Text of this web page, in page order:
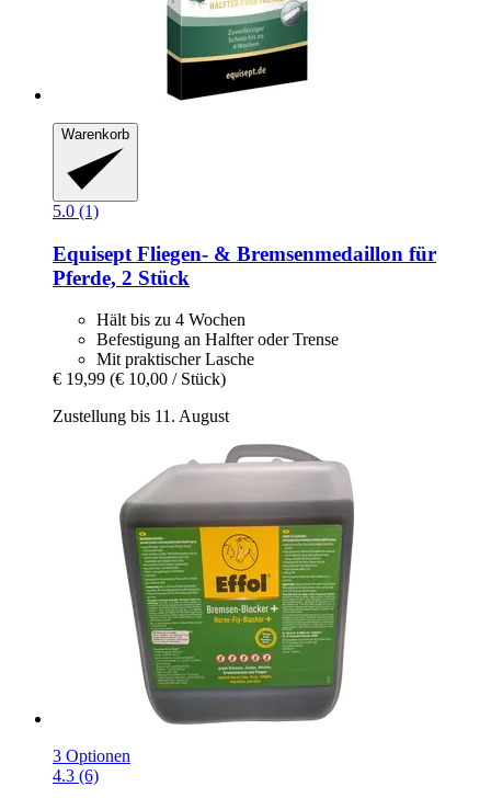
Warenkorb
5.0 (1)
Equisept Fliegen-​ & Bremsenmedaillon für
Pferde, 2 Stück
Hält bis zu 4 Wochen
Befestigung an Halfter oder Trense
Mit praktischer Lasche
€ 19,99 (€ 10,00 / Stück)
Zustellung bis 11. August
3 Optionen
4.3 (6)